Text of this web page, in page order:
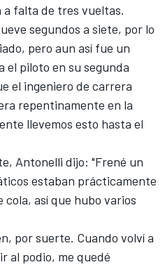
a falta de tres vueltas.
segundos a siete, por lo
pero aun así fue un
el piloto en su segunda
el ingeniero de carrera
repentinamente en la
llevemos esto hasta el
Antonelli dijo: "Frené un
estaban prácticamente
cola, así que hubo varios
por suerte. Cuando volví a
al podio, me quedé